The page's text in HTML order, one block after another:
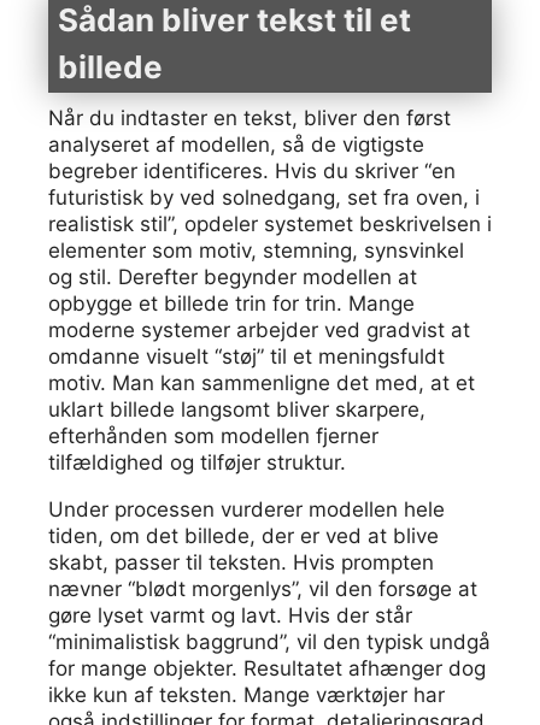
Sådan bliver tekst til et
billede
Når du indtaster en tekst, bliver den først
analyseret af modellen, så de vigtigste
begreber identificeres. Hvis du skriver “en
futuristisk by ved solnedgang, set fra oven, i
realistisk stil”, opdeler systemet beskrivelsen i
elementer som motiv, stemning, synsvinkel
og stil. Derefter begynder modellen at
opbygge et billede trin for trin. Mange
moderne systemer arbejder ved gradvist at
omdanne visuelt “støj” til et meningsfuldt
motiv. Man kan sammenligne det med, at et
uklart billede langsomt bliver skarpere,
efterhånden som modellen fjerner
tilfældighed og tilføjer struktur.
Under processen vurderer modellen hele
tiden, om det billede, der er ved at blive
skabt, passer til teksten. Hvis prompten
nævner “blødt morgenlys”, vil den forsøge at
gøre lyset varmt og lavt. Hvis der står
“minimalistisk baggrund”, vil den typisk undgå
for mange objekter. Resultatet afhænger dog
ikke kun af teksten. Mange værktøjer har